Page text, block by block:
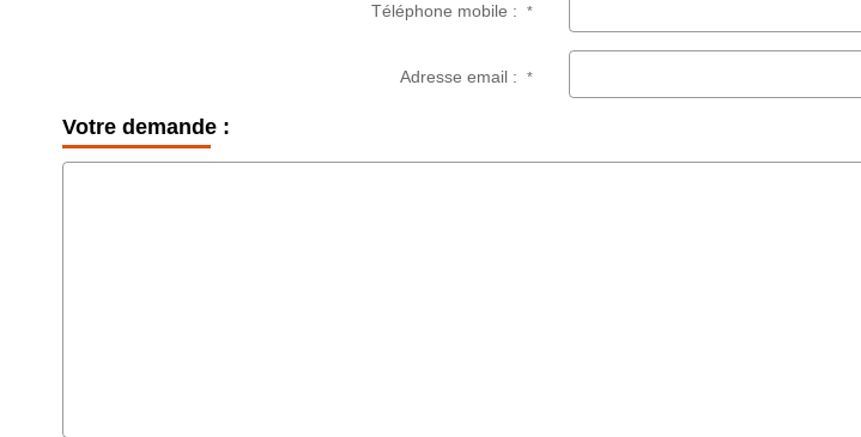
Téléphone mobile :*
Adresse email :*
Votre demande :